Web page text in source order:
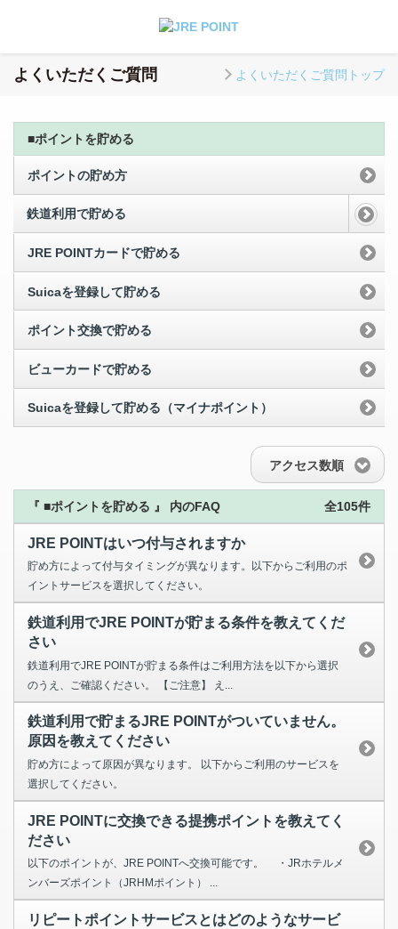
よくいただくご質問 よくいただくご質問トップ
■ポイントを貯める
ポイントの貯め方
鉄道利用で貯める
JRE POINTカードで貯める
Suicaを登録して貯める
ポイント交換で貯める
ビューカードで貯める
Suicaを登録して貯める（マイナポイント）
アクセス数順
『 ■ポイントを貯める 』 内のFAQ 全105件
JRE POINTはいつ付与されますか
貯め方によって付与タイミングが異なります。以下からご利用のポ
イントサービスを選択してください。
鉄道利用でJRE POINTが貯まる条件を教えてくだ
さい
鉄道利用でJRE POINTが貯まる条件はご利用方法を以下から選択
のうえ、ご確認ください。 【ご注意】 え...
鉄道利用で貯まるJRE POINTがついていません。
原因を教えてください
貯め方によって原因が異なります。 以下からご利用のサービスを
選択してください。
JRE POINTに交換できる提携ポイントを教えてく
ださい
以下のポイントが、JRE POINTへ交換可能です。 ・JRホテルメ
ンバーズポイント（JRHMポイント） ...
リピートポイントサービスとはどのようなサービ